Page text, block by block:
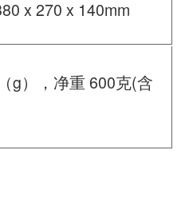
x 270 x 140mm
g），净重 600克(含